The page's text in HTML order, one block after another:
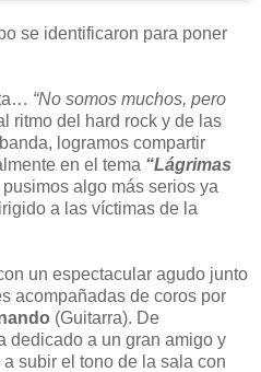
se identificaron para poner
“No somos muchos, pero
ritmo del hard rock y de las
logramos compartir
en el tema “Lágrimas
algo más serios ya
a las víctimas de la
un espectacular agudo junto
acompañadas de coros por
(Guitarra). De
dedicado a un gran amigo y
subir el tono de la sala con